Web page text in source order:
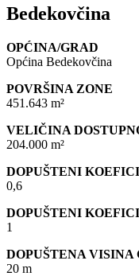
Bedekovčina
OPĆINA/GRAD
Općina Bedekovčina
POVRŠINA ZONE
451.643 m²
VELIČINA
204.000 m²
DOPUŠTENI
0,6
DOPUŠTENI
1
DOPUŠTENA VISINA
20 m